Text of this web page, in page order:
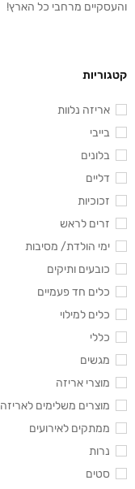
והעסקיים מרחבי כל הארץ!
קטגוריות
אריזה נלוות
בייבי
בלונים
דליים
זכוכיות
זרים לראש
ימי הולדת/ מסיבות
כובעים ותיקים
כלים חד פעמיים
כלים למילוי
כללי
מגשים
מוצרי אריזה
מוצרים משלימים לאריזה
ממתקים לאירועים
נרות
סטים